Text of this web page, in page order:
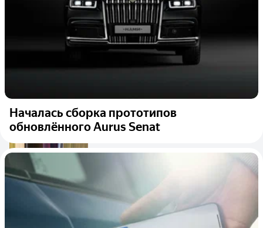
Началась сборка прототипов
обновлённого Aurus Senat